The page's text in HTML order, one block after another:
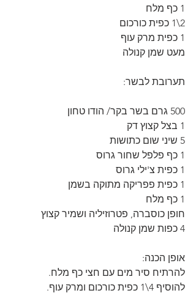
1 כף מלח
2\1 כפית כורכום
1 כפית מרק עוף
מעט שמן קנולה
תערובת לבשר:
500 גרם בשר בקר/ הודו טחון
1 בצל קצוץ דק
5 שיני שום כתושות
1 כף פלפל שחור גרוס
1 כפית צ'ילי גרוס
1 כפית פפריקה מתוקה בשמן
1 כף מלח
חופן כוסברה, פטרוזיליה ושמיר קצוץ
4 כפות שמן קנולה
אופן הכנה:
להרתיח סיר מים עם חצי כף מלח.
להוסיף 4\1 כפית כורכום ומרק עוף.